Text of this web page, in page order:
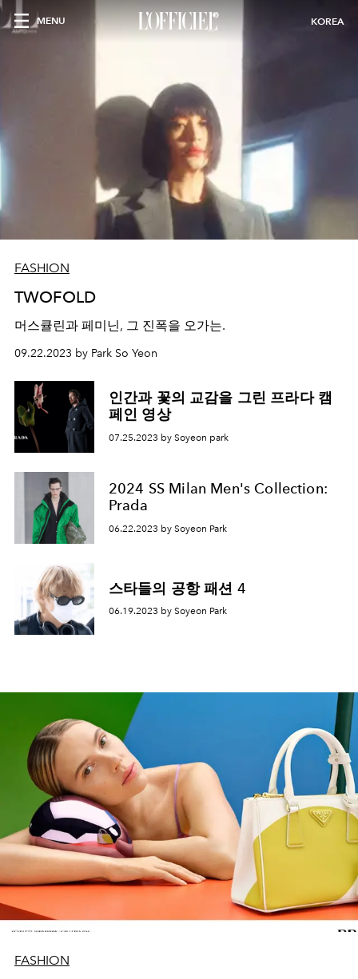
MENU KOREA
FASHION
TWOFOLD
머스큘린과 페미닌, 그 진폭을 오가는.
09.22.2023 by Park So Yeon
인간과 꽃의 교감을 그린 프라다 캠
페인 영상
07.25.2023 by Soyeon park
2024 SS Milan Men's Collection:
Prada
06.22.2023 by Soyeon Park
스타들의 공항 패션 4
06.19.2023 by Soyeon Park
FASHION